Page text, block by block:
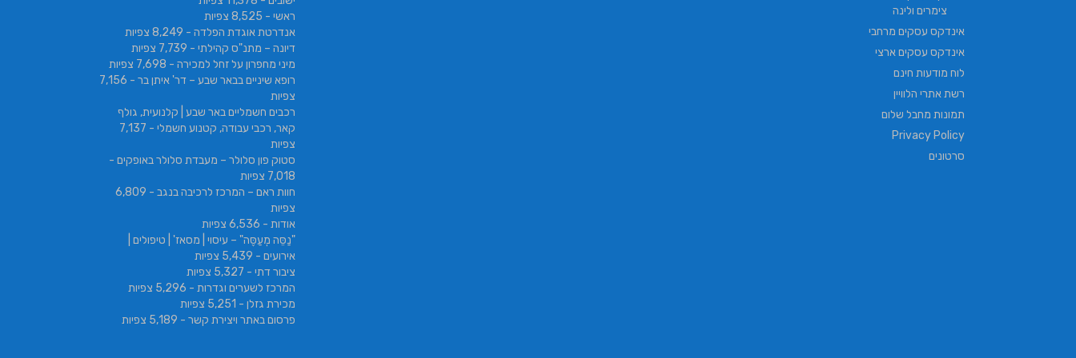
ראשי - 8,525 צפיות
אנדרטת אוגדת הפלדה - 8,249 צפיות
דיונה – מתנ"ס קהילתי - 7,739 צפיות
מיני מחפרון על זחל למכירה - 7,698 צפיות
רופא שיניים בבאר שבע – דר' איתן בר
- 7,156
צפיות
רכבים חשמליים באר שבע | קלנועית, גולף
קאר, רכבי עבודה, קטנוע חשמלי
- 7,137
צפיות
סטוק פון סלולר – מעבדת סלולר באופקים -
7,018 צפיות
חוות ראם – המרכז לרכיבה בנגב
- 6,809
צפיות
אודות - 6,536 צפיות
"נַסֵּה מְעַסֶּה" – עיסוי | מסאז' | טיפולים |
אירועים - 5,439 צפיות
ציבור דתי - 5,327 צפיות
המרכז לשערים וגדרות - 5,296 צפיות
מכירת גזלן - 5,251 צפיות
פרסום באתר ויצירת קשר - 5,189 צפיות
צימרים ולינה
אינדקס עסקים מרחבי
אינדקס עסקים ארצי
לוח מודעות חינם
רשת אתרי הלוויין
תמונות מחבל שלום
Privacy Policy
סרטונים